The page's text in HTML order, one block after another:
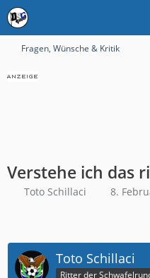
Fragen, Wünsche & Kritik
Verstehe ich das
Toto Schillaci 8.
Toto Schillaci
Ritter der